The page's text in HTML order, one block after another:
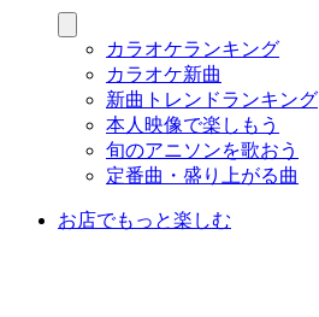
カラオケランキング
カラオケ新曲
新曲トレンドランキング
本人映像で楽しもう
旬のアニソンを歌おう
定番曲・盛り上がる曲
お店でもっと楽しむ